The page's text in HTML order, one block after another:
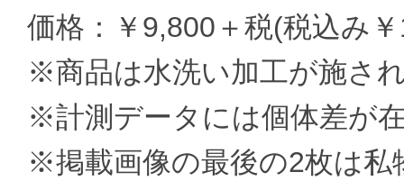
価格：￥9,800＋税(税込み
※商品は水洗い加工が施さ
※計測データには個体差が
※掲載画像の最後の2枚は私